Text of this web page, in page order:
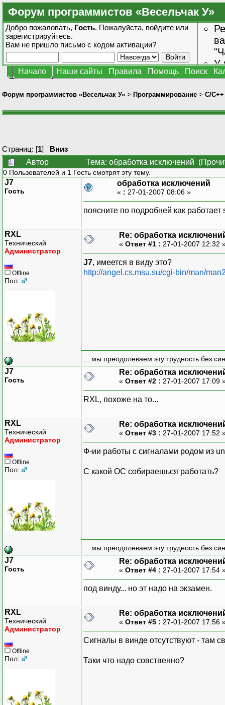
Форум программистов «Весельчак У»
Добро пожаловать, Гость. Пожалуйста, войдите или
зарегистрируйтесь.
Вам не пришло письмо с кодом активации?
У
Начало Наши сайты Правила Помощь Поиск
Форум программистов «Весельчак У» > Программирование > C/C++
Страниц: [1] Вниз
Автор
Тема: обработка исключений
0 Пользователей и 1 Гость смотрят эту тему.
J7
Гость
обработка исключений
« : 27-01-2007 08:06 »
поясните по подробней как работает
RXL
Технический
Администратор
Offline
Пол:
Re: обработка
« Ответ #1 : 27-01-2007 12:32
J7, имеется в виду это?
http://angel.cs.msu.su/cgi-bin/man/
... мы преодолеваем эту трудность без
J7
Гость
Re: обработка
« Ответ #2 : 27-01-2007 17:09
RXL, похоже на то...
RXL
Технический
Администратор
Offline
Пол:
Re: обработка
« Ответ #3 : 27-01-2007 17:52
Ф-ии работы с сигналами родом из
С какой ОС собираешься работать?
... мы преодолеваем эту трудность без
J7
Гость
Re: обработка
« Ответ #4 : 27-01-2007 17:54
под винду... но эт надо на экзамен.
RXL
Технический
Администратор
Offline
Пол:
Re: обработка
« Ответ #5 : 27-01-2007 17:56
Сигналы в винде отсутствуют - там
Таки что надо совственно?